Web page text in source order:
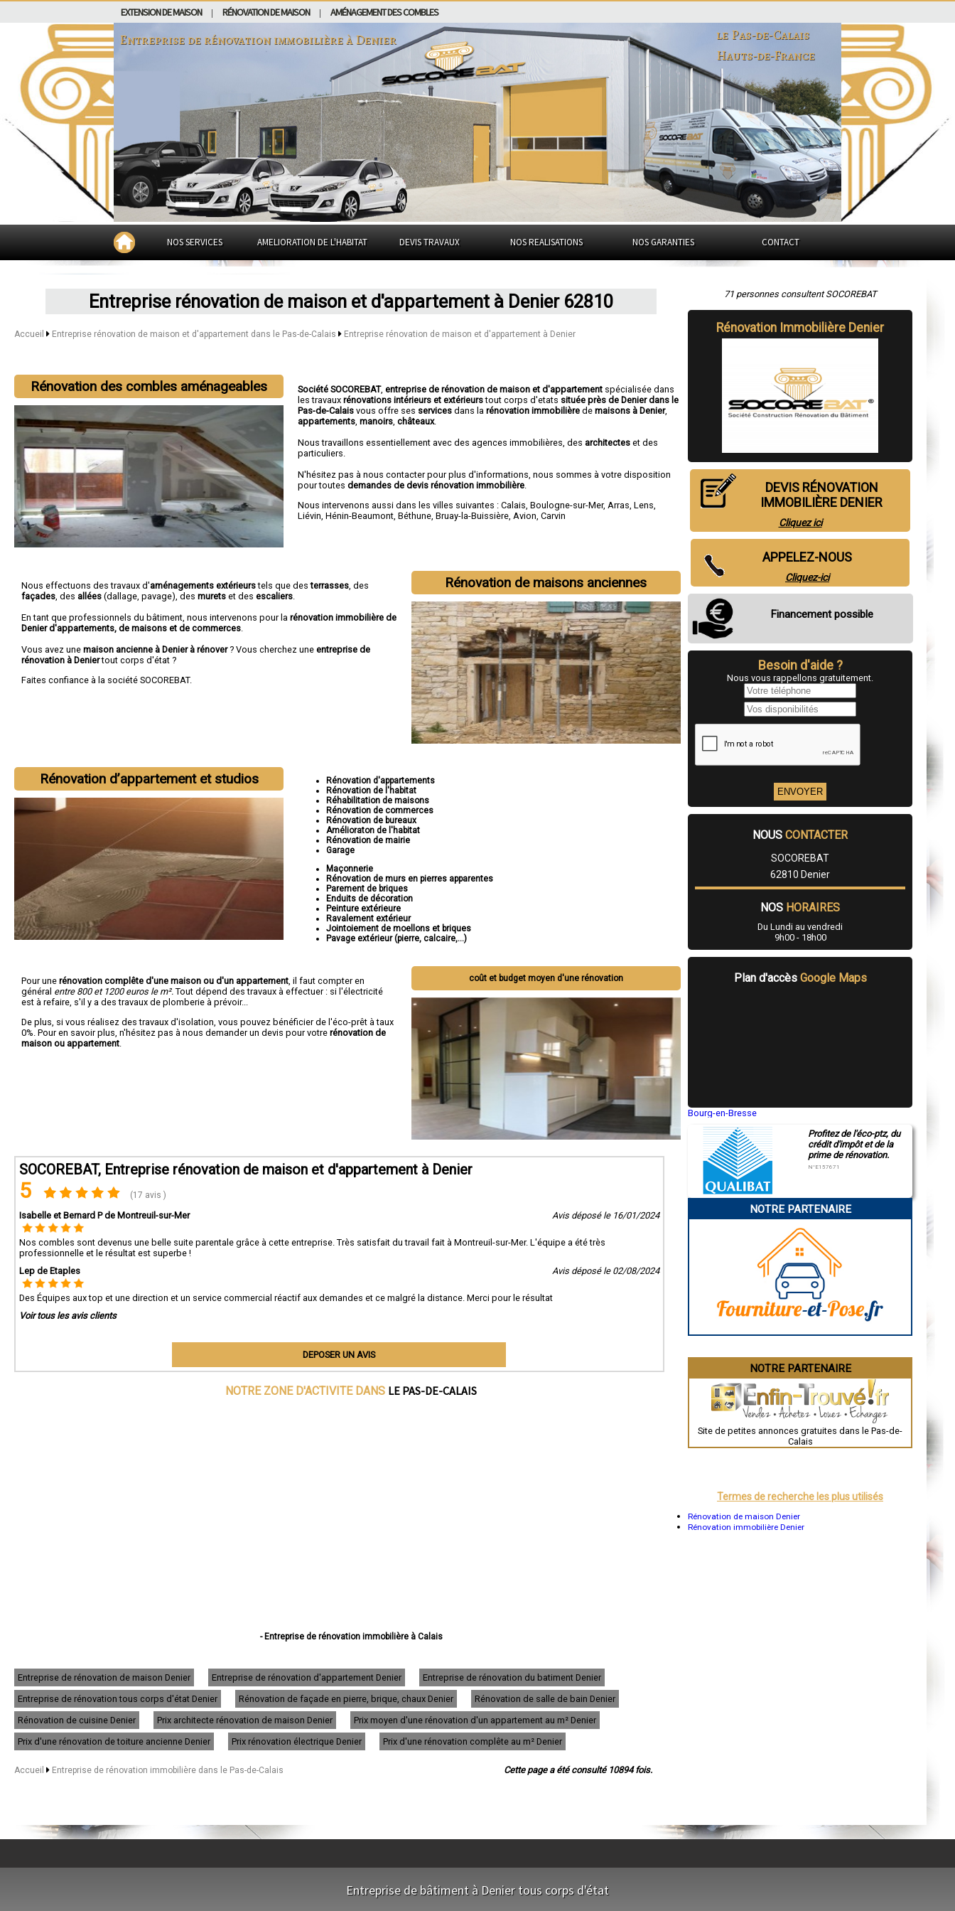
EXTENSION DE MAISON RÉNOVATION DE MAISON AMÉNAGEMENT DES COMBLES
Entreprise de rénovation immobilière àDenier
le Pas-de-Calais
Hauts-de-France
NOS SERVICES AMELIORATION DE L'HABITAT DEVIS TRAVAUX NOS REALISATIONS NOS GARANTIES CONTACT
Entreprise rénovation de maison et d'appartement à Denier 62810
Accueil Entreprise rénovation de maison et d'appartement dans le Pas-de-Calais Entreprise rénovation de maison et d'appartement à Denier
Rénovation des combles aménageables Société SOCOREBAT,entreprise de rénovation de maison et d'appartement spécialisée dans
les travauxrénovations intérieurs et extérieurstout corps d'etats située près de Denier dans le
Pas-de-Calaisvous offre ses services dans larénovation immobilière demaisons à Denier,
appartements ,manoirs ,châteaux.
Nous travaillons essentiellement avec des agences immobilières, des architectes et des
particuliers.
N'hésitez pas à nous contacter pour plus d'informations, nous sommes à votre disposition
pour toutesdemandes de devis rénovation immobilière
Nous intervenons aussi dans les villes suivantes :Calais ,Boulogne-sur-Mer, Arras ,Lens
Liévin ,Hénin-Beaumont ,Béthune ,Bruay-la-Buissière Avion ,Carvin
Rénovation de maisons anciennes
Nous effectuons des travaux d'aménagements extérieurstels que desterrasses , des
façades , des allées (dallage, pavage), des murets et des escaliers
En tant que professionnels du bâtiment, nous intervenons pour la rénovation immobilière de
Denier d'appartements, de maisons et de commerces
Vous avez une maison ancienne à Denier à rénover? Vous cherchez une entreprise de
rénovation à Deniertout corps d'état ?
Faites confiance à la société SOCOREBAT.
Rénovation d’appartement et studios
Rénovation d'appartements
Rénovation de l'habitat
Réhabilitation de maisons
Rénovation de commerces
Rénovation de bureaux
Amélioraton de l'habitat
Rénovation de mairie
Garage
Maçonnerie
Rénovation de murs en pierres apparentes
Parement de briques
Enduits de décoration
Peinture extérieure
Ravalement extérieur
Jointoiement de moellons et briques
Pavage extérieur (pierre, calcaire,...)
coût et budget moyen d'une rénovation
Pour une rénovation complête d'une maison ou d'un appartement , il faut compter en
général entre 800 et 1200 euros le m². Tout dépend des travaux à effectuer : si l'électricité
est à refaire, s'il y a des travaux de plomberie à prévoir...
De plus, si vous réalisez des travaux d'isolation, vous pouvez bénéficier de l'éco-prêt à taux
0%. Pour en savoir plus, n'hésitez pas à nous demander un devis pour votre rénovation de
maison ou appartement
SOCOREBAT, Entreprise rénovation de maison et d'appartement à Denier
5 (17 avis )
Isabelle et Bernard P de Montreuil-sur-Mer Avis déposé le 16/01/2024
Nos combles sont devenus une belle suite parentale grâce à cette entreprise. Très satisfait du travail fait à Montreuil-sur-Mer. L'équipe a été très
professionnelle et le résultat est superbe !
Lep de Etaples
Avis déposé le 02/08/2024
Des Équipes aux top et une direction et un service commercial réactif aux demandes et ce malgré la distance. Merci pour le résultat
Voir tous les avis clients
DEPOSER UN AVIS
NOTRE ZONE D'ACTIVITE DANS LE PAS-DE-CALAIS
- Entreprise de rénovation immobilière à Calais
- Entreprise de rénovation immobilière à Lens
- Entreprise de rénovation immobilière à Liévin
- Entreprise de rénovation immobilière à Béthune
- Entreprise de rénovation immobilière à Hénin-Beaumont
- Entreprise de rénovation immobilière à Bruay-la-Buissière
- Entreprise de rénovation immobilière à Avion
- Entreprise de rénovation immobilière à Carvin
- Entreprise de rénovation immobilière à Berck
- Entreprise de rénovation immobilière à Nœux-les-Mines
- Entreprise de rénovation immobilière à Saint-Martin-Boulogne
- Entreprise de rénovation immobilière à Auchel
- Entreprise de rénovation immobilière à Longuenesse
Entreprise de rénovation de maison Denier Entreprise de rénovation d'appartement Denier
Entreprise de rénovation du batiment Denier
Entreprise de rénovation tous corps d'état Denier
Rénovation de façade en pierre, brique, chaux Denier
Rénovation de salle de bain Denier
Rénovation de cuisine Denier
Prix architecte rénovation de maison Denier
Prix moyen d'une rénovation d'un appartement au m² Denier
Prix d'une rénovation de toiture ancienne Denier
Prix rénovation électrique Denier Prix d'une rénovation complête au m² Denier
Cette page a été consulté 10894 fois.
Accueil Entreprise de rénovation immobilière dans le Pas-de-Calais
71 personnes consultent SOCOREBAT
Rénovation Immobilière Denier
DEVIS RÉNOVATION
IMMOBILIÈRE DENIER
Cliquez ici
APPELEZ-NOUS
Cliquez-ici
Financement possible
Besoin d'aide ?
Nous vous rappellons gratuitement.
NOUS CONTACTER
SOCOREBAT
62810 Denier
NOS HORAIRES
Du Lundi au vendredi
9h00 - 18h00
Plan d'accès Google Maps
Bourg-en-Bresse
Montluçon
Manosque
Gap
Charleville-Mézières
Pamiers
Narbonne
Brive-la-Gaillarde
Guéret
Besançon
Évreux
Chartres
Nîmes
Auch
Grenoble
Mont-de-Marsan
Blois
Lyon
Vesoul
Chambéry
Profitez de l'éco-ptz, du
crédit d'impôt et de la
prime de rénovation.
N°E157671
NOTRE PARTENAIRE
NOTRE PARTENAIRE
Site de petites annonces gratuites dans le Pas-de-
Calais
Termes de recherche les plus utilisés
Rénovation de maison Denier
Rénovation immobilière Denier
Entreprise de bâtiment à Denier tous corps d'état